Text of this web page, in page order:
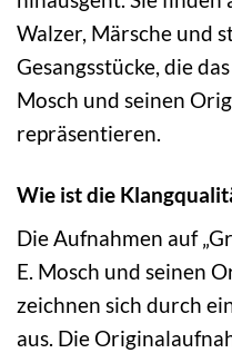
Walzer, Märsche und
Gesangsstücke, die
Mosch und seinen
repräsentieren.
Wie ist die
Die Aufnahmen auf
E. Mosch und seinen
zeichnen sich durch
aus. Die